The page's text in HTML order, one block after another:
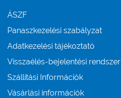
ÁSZF
Panaszkezelési szabályzat
Adatkezelési tájékoztató
Visszaélés-bejelentési rendszer
Szállítási Információk
Vásárlási információk